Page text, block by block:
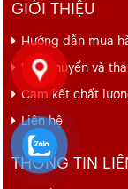
GIỚI THIỆU
Hướng dẫn mua
Vận chuyển và
Cam kết chất
Liên hệ
THÔNG TIN